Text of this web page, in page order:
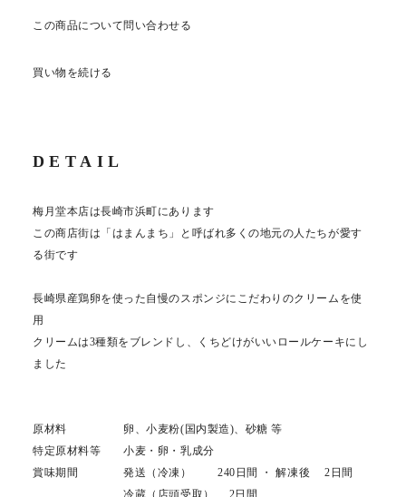
この商品について問い合わせる
買い物を続ける
DETAIL
梅月堂本店は長崎市浜町にあります
この商店街は「はまんまち」と呼ばれ多くの地元の人たちが愛す
る街です
長崎県産鶏卵を使った自慢のスポンジにこだわりのクリームを使
用
クリームは3種類をブレンドし、くちどけがいいロールケーキにし
ました
原材料 卵、小麦粉(国内製造)、砂糖 等
特定原材料等 小麦・卵・乳成分
賞味期間 発送（冷凍） 240日間 ・ 解凍後 2日間
冷蔵（店頭受取） 2日間